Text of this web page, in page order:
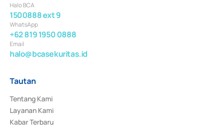
Halo BCA
1500888 ext 9
WhatsApp
+62 819 1950 0888
Email
halo@bcasekuritas.id
Tautan
Tentang Kami
Layanan Kami
Kabar Terbaru